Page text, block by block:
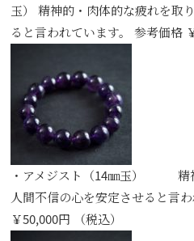
玉） 精神的・肉体的な疲れを取
ると言われています。 参考価格
・アメジスト（14㎜玉） 精神
人間不信の心を安定させると言
￥50,000円 （税込）